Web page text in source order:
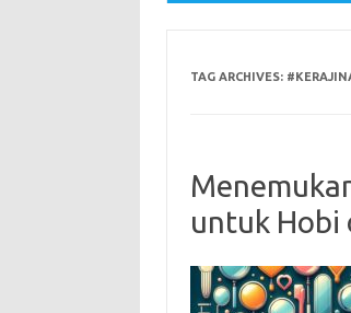
TAG ARCHIVES:
untuk Hobi